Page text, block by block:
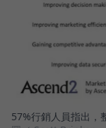
57%行銷人員指出，